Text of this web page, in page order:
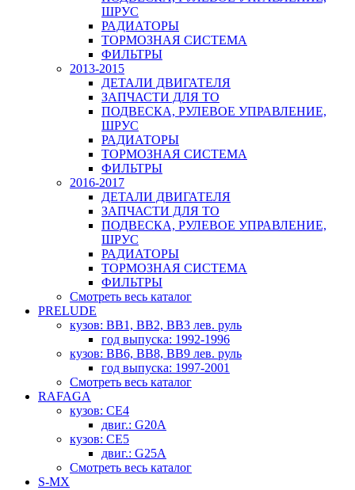
ШРУС
РАДИАТОРЫ
ТОРМОЗНАЯ СИСТЕМА
ФИЛЬТРЫ
2013-2015
ДЕТАЛИ ДВИГАТЕЛЯ
ЗАПЧАСТИ ДЛЯ ТО
ПОДВЕСКА, РУЛЕВОЕ УПРАВЛЕНИЕ,
ШРУС
РАДИАТОРЫ
ТОРМОЗНАЯ СИСТЕМА
ФИЛЬТРЫ
2016-2017
ДЕТАЛИ ДВИГАТЕЛЯ
ЗАПЧАСТИ ДЛЯ ТО
ПОДВЕСКА, РУЛЕВОЕ УПРАВЛЕНИЕ,
ШРУС
РАДИАТОРЫ
ТОРМОЗНАЯ СИСТЕМА
ФИЛЬТРЫ
Смотреть весь каталог
PRELUDE
кузов: BB1, BB2, BB3 лев. руль
год выпуска: 1992-1996
кузов: BB6, BB8, BB9 лев. руль
год выпуска: 1997-2001
Смотреть весь каталог
RAFAGA
кузов: CE4
двиг.: G20A
кузов: CE5
двиг.: G25A
Смотреть весь каталог
S-MX